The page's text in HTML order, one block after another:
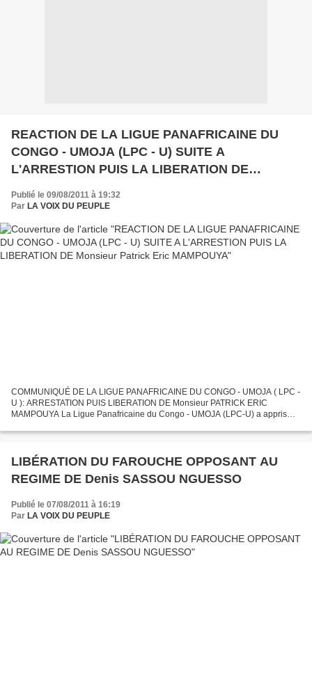
REACTION DE LA LIGUE PANAFRICAINE DU
CONGO - UMOJA (LPC - U) SUITE A
L'ARRESTION PUIS LA LIBERATION DE
Publié le 09/08/2011 à 19:32
Par LA VOIX DU PEUPLE
COMMUNIQUÉ DE LA LIGUE PANAFRICAINE DU CONGO - UMOJA ( LPC -
U ): ARRESTATION PUIS LIBERATION DE Monsieur PATRICK ERIC
MAMPOUYA La Ligue Panafricaine du Congo - UMOJA (LPC-U) a appris
LIBÉRATION DU FAROUCHE OPPOSANT AU
REGIME DE Denis SASSOU NGUESSO
Publié le 07/08/2011 à 16:19
Par LA VOIX DU PEUPLE